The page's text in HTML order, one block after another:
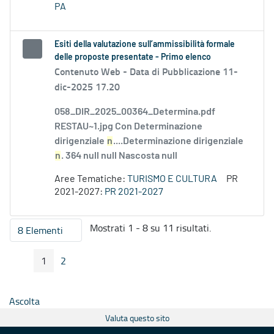
PA
Esiti della valutazione sull’ammissibilità formale
delle proposte presentate - Primo elenco
Contenuto Web - Data di Pubblicazione 11-
dic-2025 17.20
058_DIR_2025_00364_Determina.pdf
RESTAU~1.jpg Con Determinazione
dirigenziale n....Determinazione dirigenziale
n. 364 null null Nascosta null
Aree Tematiche: TURISMO E CULTURA
PR
2021-2027: PR 2021-2027
8 ElementiPer pagina
Mostrati 1 - 8 su 11 risultati.
Pagina Precedente
Pagina
1 Pagina
2
Ascolta
Valuta questo sito